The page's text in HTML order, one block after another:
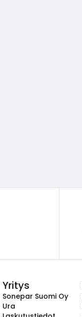
Yritys
Sonepar Suomi Oy
Ura